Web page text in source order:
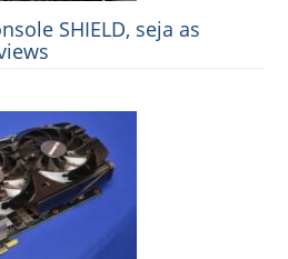
SHIELD, seja as